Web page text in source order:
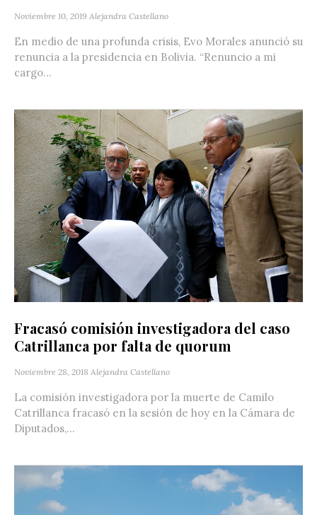
Noviembre 10, 2019 Alejandra Castellano
En medio de una profunda crisis, Evo Morales anunció su
renuncia a la presidencia en Bolivia. “Renuncio a mi
cargo...
Fracasó comisión investigadora del caso
Catrillanca por falta de quorum
Noviembre 28, 2018 Alejandra Castellano
La comisión investigadora por la muerte de Camilo
Catrillanca fracasó en la sesión de hoy en la Cámara de
Diputados,...